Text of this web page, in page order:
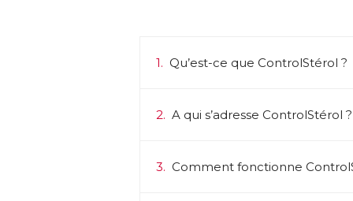
1. Qu’est-ce que ControlStérol ?
2. A qui s’adresse ControlStérol ?
3. Comment fonctionne